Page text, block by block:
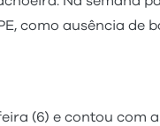
como ausência de
(6) e contou com